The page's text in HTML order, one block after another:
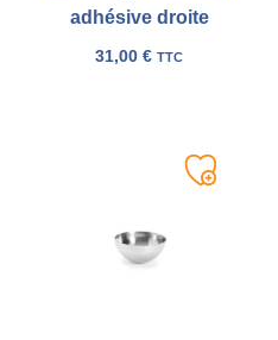
adhésive droite
31,00 € TTC
Ajouter